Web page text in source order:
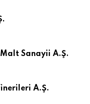
Malt Sanayii A.Ş.
A.Ş.